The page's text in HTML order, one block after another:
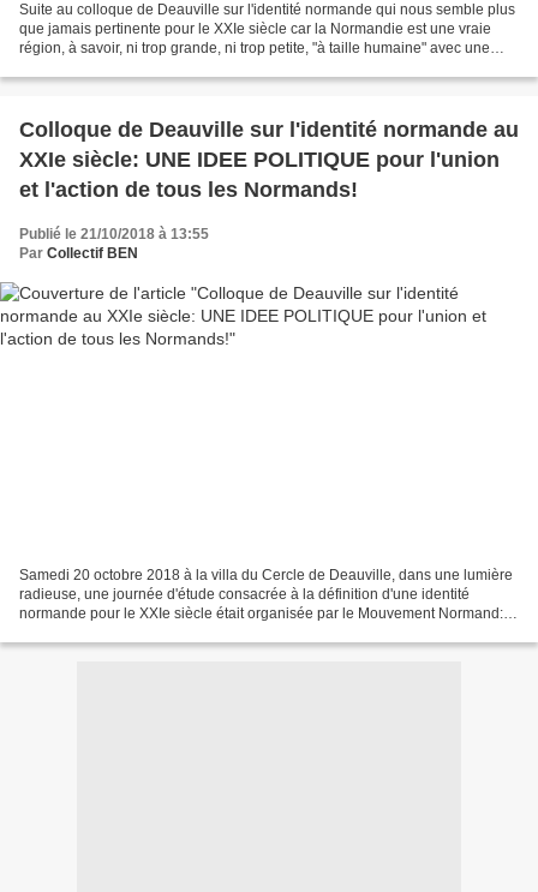
Suite au colloque de Deauville sur l'identité normande qui nous semble plus
que jamais pertinente pour le XXIe siècle car la Normandie est une vraie
région, à savoir, ni trop grande, ni trop petite, "à taille humaine" avec une
Colloque de Deauville sur l'identité normande au
XXIe siècle: UNE IDEE POLITIQUE pour l'union
et l'action de tous les Normands!
Publié le 21/10/2018 à 13:55
Par Collectif BEN
Samedi 20 octobre 2018 à la villa du Cercle de Deauville, dans une lumière
radieuse, une journée d'étude consacrée à la définition d'une identité
normande pour le XXIe siècle était organisée par le Mouvement Normand: